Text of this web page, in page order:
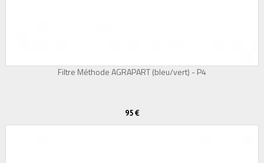
Filtre Méthode AGRAPART (bleu/vert) - P4
95 €